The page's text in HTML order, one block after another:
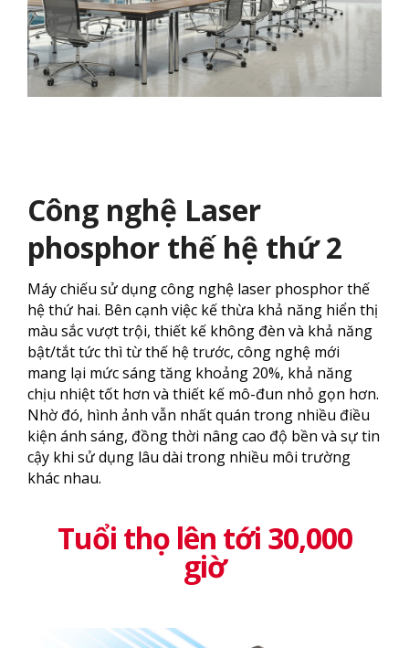
Công nghệ Laser
phosphor thế hệ thứ 2
Máy chiếu sử dụng công nghệ laser phosphor thế
hệ thứ hai. Bên cạnh việc kế thừa khả năng hiển thị
màu sắc vượt trội, thiết kế không đèn và khả năng
bật/tắt tức thì từ thế hệ trước, công nghệ mới
mang lại mức sáng tăng khoảng 20%, khả năng
chịu nhiệt tốt hơn và thiết kế mô-đun nhỏ gọn hơn.
Nhờ đó, hình ảnh vẫn nhất quán trong nhiều điều
kiện ánh sáng, đồng thời nâng cao độ bền và sự tin
cậy khi sử dụng lâu dài trong nhiều môi trường
khác nhau.
Tuổi thọ lên tới 30,000
giờ